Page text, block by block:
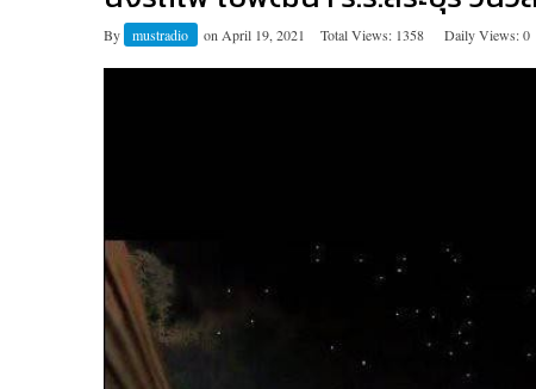
By mustradio on April 19, 2021 Total Views: 1358 Daily Views: 0